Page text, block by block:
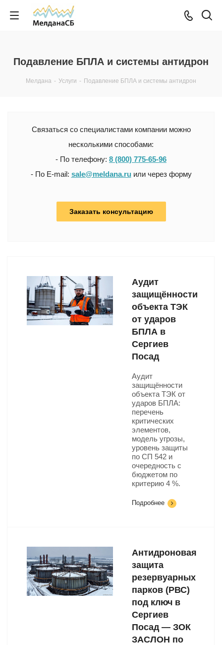
Подавление БПЛА и системы антидрон
Мелдана - Услуги - Подавление БПЛА и системы антидрон
Связаться со специалистами компании можно
несколькими способами:
- По телефону: 8 (800) 775-65-96
- По E-mail: sale@meldana.ruили через форму
Заказать консультацию
Аудит
защищённости
объекта ТЭК
от ударов
БПЛА в
Сергиев
Посад
Аудит
защищённости
объекта ТЭК от
ударов БПЛА:
перечень
критических
элементов,
модель угрозы,
уровень защиты
по СП 542 и
очередность с
бюджетом по
критерию 4 %.
Подробнее
Антидроновая
защита
резервуарных
парков (РВС)
под ключ в
Сергиев
Посад — ЗОК
ЗАСЛОН по